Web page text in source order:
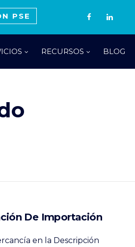
PSE
RECURSOS BLOG
De Importación
en la Descripción